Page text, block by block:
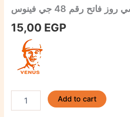
رقم 48 جي فينوس
15,00 EGP
Add to cart